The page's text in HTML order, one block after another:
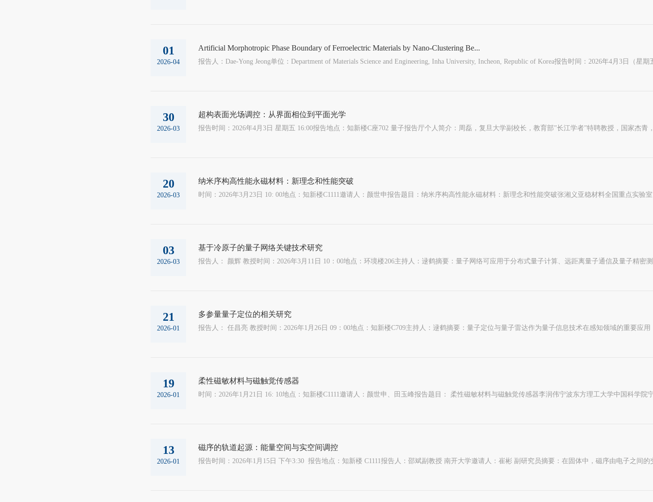
01
2026-04
Artificial Morphotropic Phase Boundary of Ferroelectric Materials by Nano-Clustering Be...
30
2026-03
超构表面光场调控：从界面相位到平面光学
20
2026-03
纳米序构高性能永磁材料：新理念和性能突破
03
2026-03
基于冷原子的量子网络关键技术研究
21
2026-01
多参量量子定位的相关研究
19
2026-01
柔性磁敏材料与磁触觉传感器
13
2026-01
磁序的轨道起源：能量空间与实空间调控